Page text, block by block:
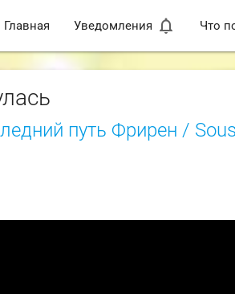
Главная Уведомления notifications_none Что
путь Фрирен /